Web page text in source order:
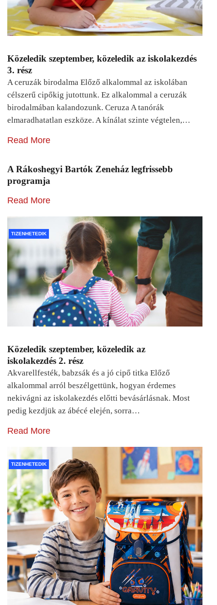
Közeledik szeptember, közeledik az iskolakezdés
3. rész
A ceruzák birodalma Előző alkalommal az iskolában
célszerű cipőkig jutottunk. Ez alkalommal a ceruzák
birodalmában kalandozunk. Ceruza A tanórák
elmaradhatatlan eszköze. A kínálat szinte végtelen,…
Read More
A Rákoshegyi Bartók Zeneház legfrissebb
programja
Read More
TIZENHETEDIK
Közeledik szeptember, közeledik az
iskolakezdés 2. rész
Akvarellfesték, babzsák és a jó cipő titka Előző
alkalommal arról beszélgettünk, hogyan érdemes
nekivágni az iskolakezdés előtti bevásárlásnak. Most
pedig kezdjük az ábécé elején, sorra…
Read More
TIZENHETEDIK